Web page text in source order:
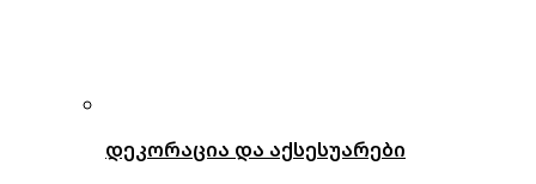
დეკორაცია და აქსესუარები